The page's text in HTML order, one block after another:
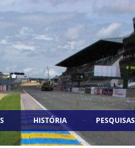
HISTÓRIA PESQUISAS